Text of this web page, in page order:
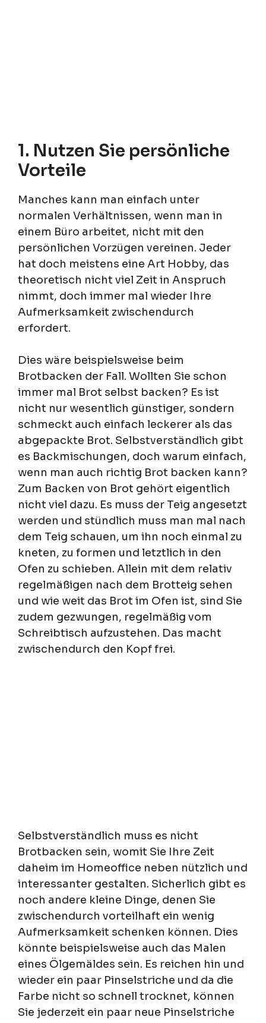
1. Nutzen Sie persönliche
Vorteile
Manches kann man einfach unter
normalen Verhältnissen, wenn man in
einem Büro arbeitet, nicht mit den
persönlichen Vorzügen vereinen. Jeder
hat doch meistens eine Art Hobby, das
theoretisch nicht viel Zeit in Anspruch
nimmt, doch immer mal wieder Ihre
Aufmerksamkeit zwischendurch
erfordert.
Dies wäre beispielsweise beim
Brotbacken der Fall. Wollten Sie schon
immer mal Brot selbst backen? Es ist
nicht nur wesentlich günstiger, sondern
schmeckt auch einfach leckerer als das
abgepackte Brot. Selbstverständlich gibt
es Backmischungen, doch warum einfach,
wenn man auch richtig Brot backen kann?
Zum Backen von Brot gehört eigentlich
nicht viel dazu. Es muss der Teig angesetzt
werden und stündlich muss man mal nach
dem Teig schauen, um ihn noch einmal zu
kneten, zu formen und letztlich in den
Ofen zu schieben. Allein mit dem relativ
regelmäßigen nach dem Brotteig sehen
und wie weit das Brot im Ofen ist, sind Sie
zudem gezwungen, regelmäßig vom
Schreibtisch aufzustehen. Das macht
zwischendurch den Kopf frei.
Selbstverständlich muss es nicht
Brotbacken sein, womit Sie Ihre Zeit
daheim im Homeoffice neben nützlich und
interessanter gestalten. Sicherlich gibt es
noch andere kleine Dinge, denen Sie
zwischendurch vorteilhaft ein wenig
Aufmerksamkeit schenken können. Dies
könnte beispielsweise auch das Malen
eines Ölgemäldes sein. Es reichen hin und
wieder ein paar Pinselstriche und da die
Farbe nicht so schnell trocknet, können
Sie jederzeit ein paar neue Pinselstriche